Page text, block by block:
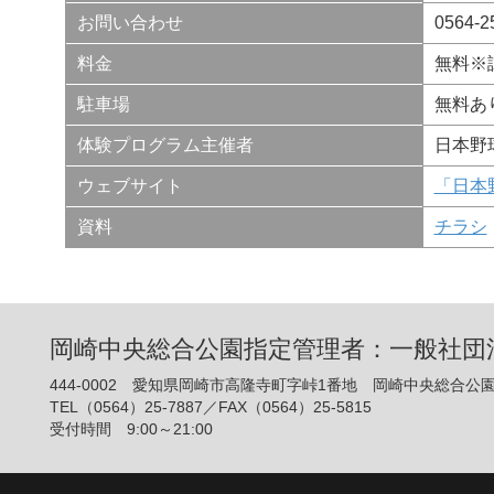
お問い合わせ 0564-
料金 無料※
駐車場 無料あ
体験プログラム主催者 日本野
ウェブサイト 「日
資料 チラシ
岡崎中央総合公園指定管理者：一般社
444-0002 愛知県岡崎市高隆寺町字峠1番地 岡崎中央総合公
TEL（0564）25-7887／FAX（0564）25-5815
受付時間 9:00～21:00